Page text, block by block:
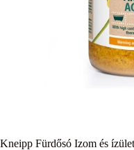
Kneipp Fürdősó Izom és